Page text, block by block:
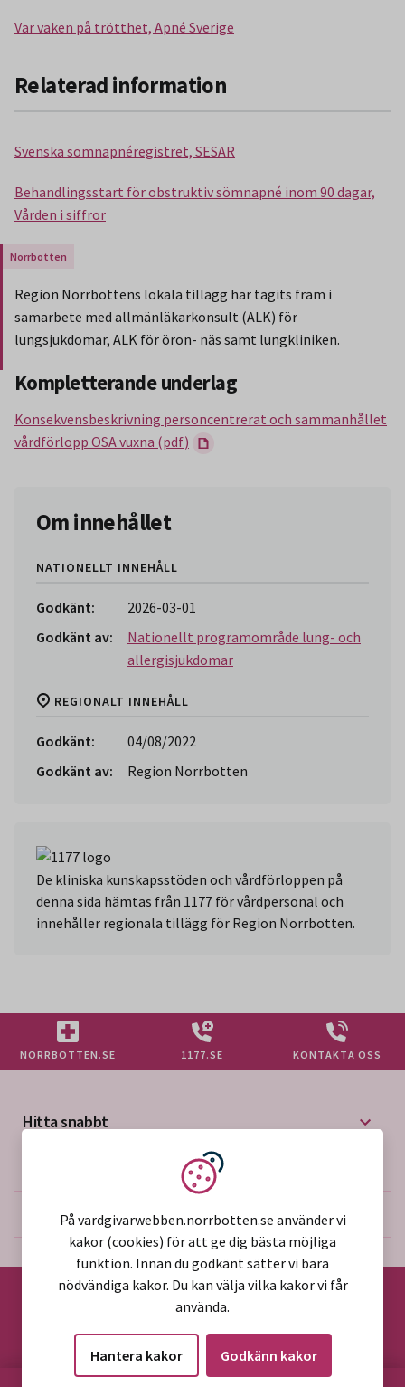
HITTA PÅ SIDAN
Var vaken på trötthet, Apné Sverige
Relaterad information
Svenska sömnapnéregistret, SESAR
Behandlingsstart för obstruktiv sömnapné inom 90 dagar,
Vården i siffror
Gäller endast för Region Norrbotten.
Region Norrbottens lokala tillägg har tagits fram i
samarbete med allmänläkarkonsult (ALK) för
lungsjukdomar, ALK för öron- näs samt lungkliniken.
Slut på stycket som endast gäller Region Norbotten.
Kompletterande underlag
Konsekvensbeskrivning personcentrerat och sammanhållet
vårdförlopp OSA vuxna (pdf)
Om innehållet
NATIONELLT INNEHÅLL
Godkänt:
2026-03-01
Godkänt av:
Nationellt programområde lung- och
allergisjukdomar
REGIONALT INNEHÅLL
Godkänt:
04/08/2022
Godkänt av:
Region Norrbotten
De kliniska kunskapsstöden och vårdförloppen på
denna sida hämtas från 1177 för vårdpersonal och
innehåller regionala tillägg för Region Norrbotten.
NORRBOTTEN.SE 1177.SE KONTAKTA OSS
Hitta snabbt
Mer på vårdgivarwebben
Om webbplatsen
©2026 Region Norrbotten
Vi använder kakor
På vardgivarwebben.norrbotten.se använder vi
kakor (cookies) för att ge dig bästa möjliga
funktion. Innan du godkänt sätter vi bara
nödvändiga kakor. Du kan välja vilka kakor vi får
använda.
Hantera kakor Godkänn kakor